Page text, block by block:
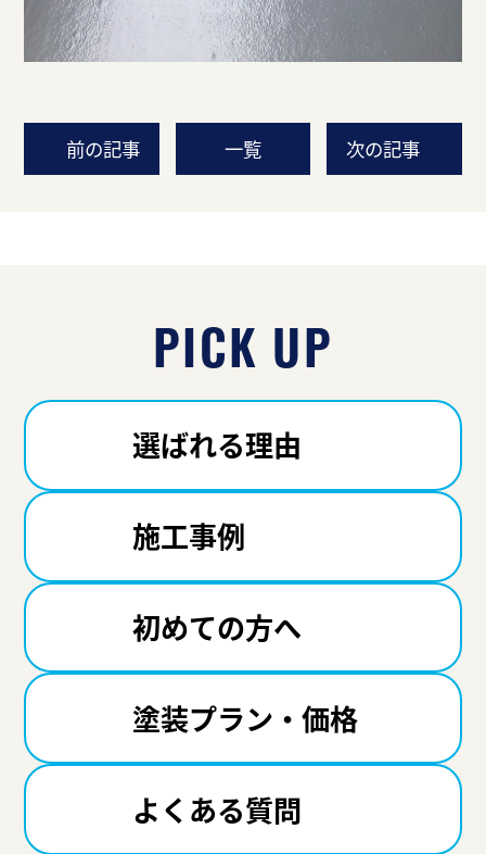
前の記事 一覧 次の記事
PICK UP
選ばれる理由
施工事例
初めての方へ
塗装プラン・価格
よくある質問